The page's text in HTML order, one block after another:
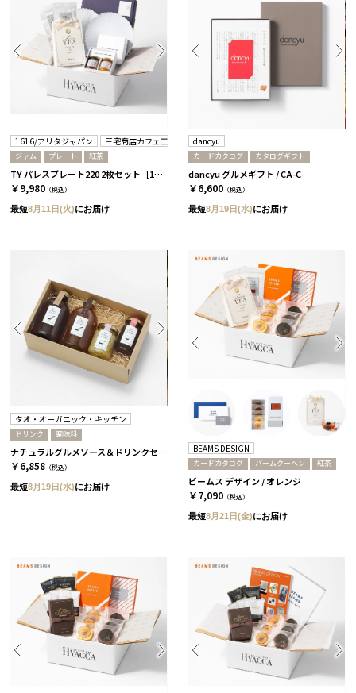
1616/アリタジャパン 三宅商店カフェ工房
ジャム プレート 紅茶
TY パレスプレート220 2枚セット［1616/アリタジャパン］+ジャムセット+紅茶
￥9,980 （税込）
最短8月11日(火)にお届け
dancyu
カードカタログ カタログギフト
dancyu グルメギフト / CA-C
￥6,600 （税込）
最短8月19日(水)にお届け
タオ・オーガニック・キッチン
ドリンク 調味料
ナチュラルグルメソース＆ドリンクセット［タオ・オーガニック・キッチン］
￥6,858 （税込）
最短8月19日(水)にお届け
BEAMS DESIGN
カードカタログ バームクーヘン 紅茶
ビームス デザイン / オレンジ
￥7,090 （税込）
最短8月21日(金)にお届け